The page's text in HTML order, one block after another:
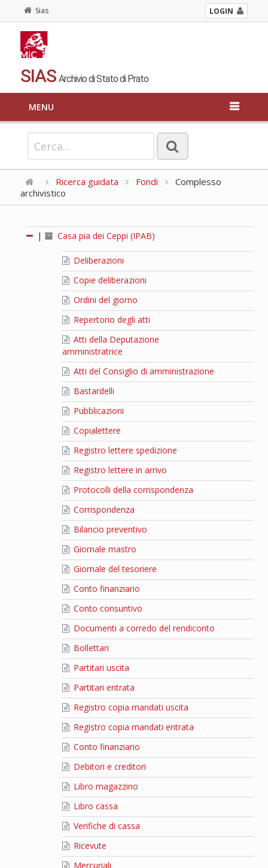
Sias LOGIN
SIAS Archivio di Stato di Prato
MENU
Ricerca guidata Fondi
Complesso
archivistico
| Casa pia dei Ceppi (IPAB)
Deliberazioni
Copie deliberazioni
Ordini del giorno
Repertorio degli atti
Atti della Deputazione
amministratrice
Atti del Consiglio di amministrazione
Bastardelli
Pubblicazioni
Copialettere
Registro lettere spedizione
Registro lettere in arrivo
Protocolli della corrispondenza
Corrispondenza
Bilancio preventivo
Giornale mastro
Giornale del tesoriere
Conto finanziario
Conto consuntivo
Documenti a corredo del rendiconto
Bollettari
Partitari uscita
Partitari entrata
Registro copia mandati uscita
Registro copia mandati entrata
Conto finanziario
Debitori e creditori
Libro magazzino
Libro cassa
Verifiche di cassa
Ricevute
Mercuriali